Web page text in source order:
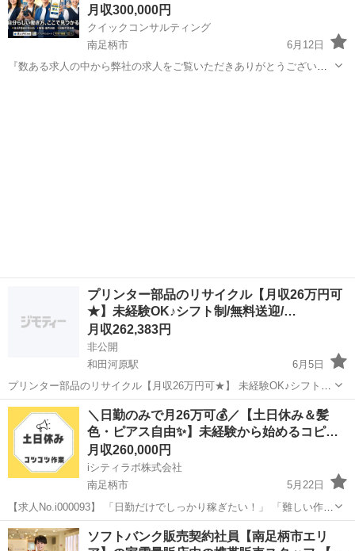
月収300,000円
クイックコンサルティング
南足柄市
6月12日
『数ある求人の中から弊社の求人をご覧いただきありがとうございま
プリンター部品のリサイクル【月収26万円可
★】未経験OK♪シフト制/無料送迎/…
月収262,383円
非公開
和田河原駅
6月5日
プリンター部品のリサイクル【月収26万円可★】 未経験OK♪シフト制/
無料送迎/寮完備！ ＊〜〜*〜〜＊〜〜*〜〜＊ ＼＼しっかり稼げる★／
／ 時給1300円で ＜月収26万円可能◎＞ さらに深夜は ...
神奈川 南足柄市 和田河原駅 工場 未経験
＼日勤のみで月26万可💰／【土日休み＆髪
色・ピアス自由✨】未経験から始めるコピ…
月収260,000円
iシティラボ株式会社
南足柄市
5月22日
【求人No.i000093】 「日勤だけでしっかり稼ぎたい！」 「難しい作業
は苦手…シンプルで覚えることが少ない仕事がしたい」 そんな方に絶
対オススメ！オフィスでおなじみのコピー機部品（トナーカートリッ
神奈川 南足柄市 その他 未経験
ソフトバンク販売契約社員【南足柄市エリ